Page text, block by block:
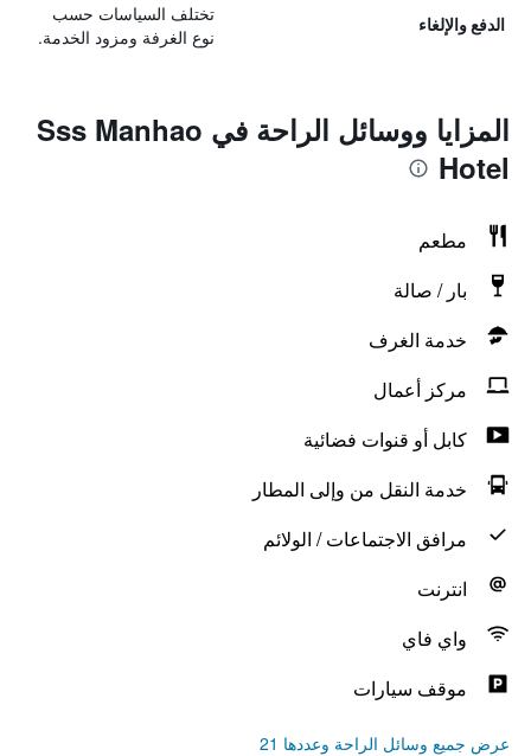
الدفع والإلغاء
تختلف السياسات حسب
نوع الغرفة ومزود الخدمة.
المزايا ووسائل الراحة في Sss Manhao
Hotel
مطعم
بار / صالة
خدمة الغرف
مركز أعمال
كابل أو قنوات فضائية
خدمة النقل من وإلى المطار
مرافق الاجتماعات / الولائم
انترنت
واي فاي
موقف سيارات
عرض جميع وسائل الراحة وعددها 21